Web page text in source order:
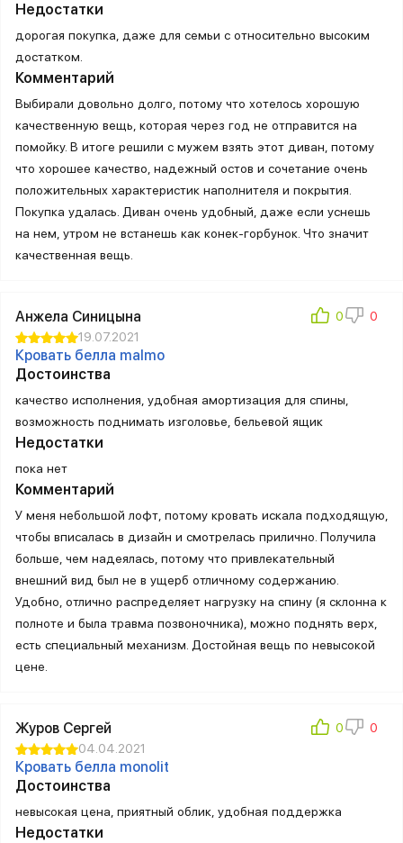
Недостатки
дорогая покупка, даже для семьи с относительно высоким
достатком.
Комментарий
Выбирали довольно долго, потому что хотелось хорошую
качественную вещь, которая через год не отправится на
помойку. В итоге решили с мужем взять этот диван, потому
что хорошее качество, надежный остов и сочетание очень
положительных характеристик наполнителя и покрытия.
Покупка удалась. Диван очень удобный, даже если уснешь
на нем, утром не встанешь как конек-горбунок. Что значит
качественная вещь.
Анжела Синицына
19.07.2021
Кровать белла malmo
Достоинства
качество исполнения, удобная амортизация для спины,
возможность поднимать изголовье, бельевой ящик
Недостатки
пока нет
Комментарий
У меня небольшой лофт, потому кровать искала подходящую,
чтобы вписалась в дизайн и смотрелась прилично. Получила
больше, чем надеялась, потому что привлекательный
внешний вид был не в ущерб отличному содержанию.
Удобно, отлично распределяет нагрузку на спину (я склонна к
полноте и была травма позвоночника), можно поднять верх,
есть специальный механизм. Достойная вещь по невысокой
цене.
Журов Сергей
04.04.2021
Кровать белла monolit
Достоинства
невысокая цена, приятный облик, удобная поддержка
Недостатки